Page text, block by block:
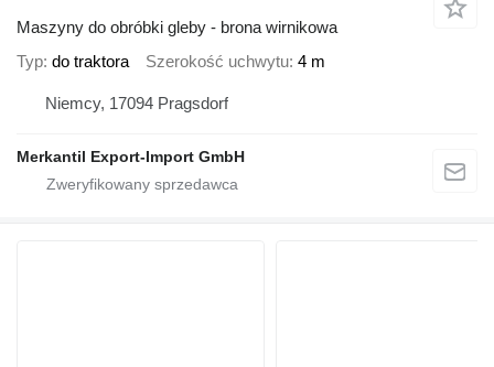
Maszyny do obróbki gleby - brona wirnikowa
Typ do traktora Szerokość uchwytu 4 m
Niemcy, 17094 Pragsdorf
Merkantil Export-Import GmbH